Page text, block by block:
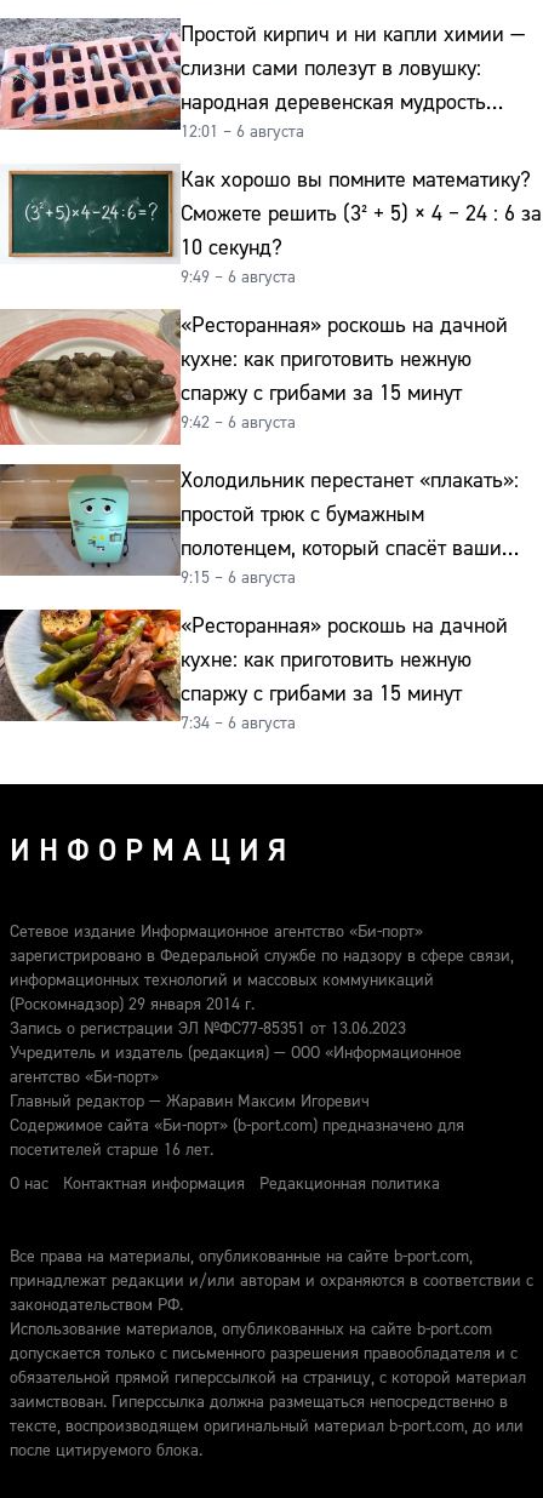
Простой кирпич и ни капли химии —
слизни сами полезут в ловушку:
народная деревенская мудрость
реально работает
12:01 – 6 августа
Как хорошо вы помните математику?
Сможете решить (3² + 5) × 4 − 24 : 6 за
10 секунд?
9:49 – 6 августа
«Ресторанная» роскошь на дачной
кухне: как приготовить нежную
спаржу с грибами за 15 минут
9:42 – 6 августа
Холодильник перестанет «плакать»:
простой трюк с бумажным
полотенцем, который спасёт ваши
овощи от гнили
9:15 – 6 августа
«Ресторанная» роскошь на дачной
кухне: как приготовить нежную
спаржу с грибами за 15 минут
7:34 – 6 августа
ИНФОРМАЦИЯ
Сетевое издание Информационное агентство «Би-порт»
зарегистрировано в Федеральной службе по надзору в сфере связи,
информационных технологий и массовых коммуникаций
(Роскомнадзор) 29 января 2014 г.
Запись о регистрации ЭЛ №ФС77-85351 от 13.06.2023
Учредитель и издатель (редакция) — ООО «Информационное
агентство «Би-порт»
Главный редактор — Жаравин Максим Игоревич
Содержимое сайта «Би-порт» (b-port.com) предназначено для
посетителей старше 16 лет.
О нас
Контактная информация Редакционная политика
Все права на материалы, опубликованные на сайте b-port.com,
принадлежат редакции и/или авторам и охраняются в соответствии с
законодательством РФ.
Использование материалов, опубликованных на сайте b-port.com
допускается только с письменного разрешения правообладателя и с
обязательной прямой гиперссылкой на страницу, с которой материал
заимствован. Гиперссылка должна размещаться непосредственно в
тексте, воспроизводящем оригинальный материал b-port.com, до или
после цитируемого блока.